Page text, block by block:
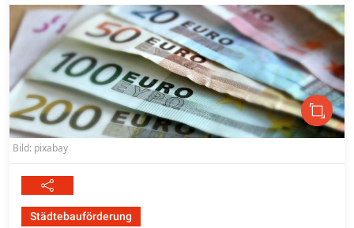
Bild: pixabay
Städtebauförderung